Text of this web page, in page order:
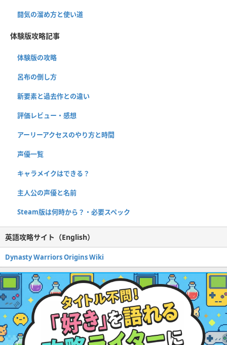
闘気の溜め方と使い道
体験版攻略記事
体験版の攻略
呂布の倒し方
新要素と過去作との違い
評価レビュー・感想
アーリーアクセスのやり方と時間
声優一覧
キャラメイクはできる？
主人公の声優と名前
Steam版は何時から？・必要スペック
英語攻略サイト（English）
Dynasty Warriors Origins Wiki